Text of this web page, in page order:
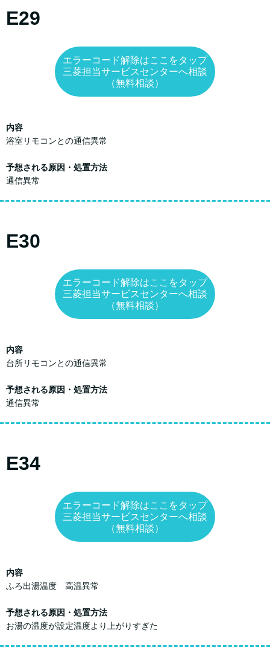
E29
エラーコード解除はここをタップ
三菱担当サービスセンターへ相談
（無料相談）
内容
浴室リモコンとの通信異常
予想される原因・処置方法
通信異常
E30
エラーコード解除はここをタップ
三菱担当サービスセンターへ相談
（無料相談）
内容
台所リモコンとの通信異常
予想される原因・処置方法
通信異常
E34
エラーコード解除はここをタップ
三菱担当サービスセンターへ相談
（無料相談）
内容
ふろ出湯温度 高温異常
予想される原因・処置方法
お湯の温度が設定温度より上がりすぎた